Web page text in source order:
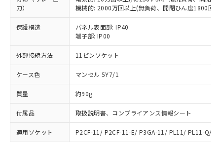
力）
機械的: 2000万回以上(無負荷、開閉ひん度1800回/
保護構造
パネル表面部: IP40
端子部: IP00
外部接続方法 11ピンソケット
ケース色 マンセル 5Y7/1
質量 約90g
付属品 取扱説明書、コンプライアンス情報シート
適用ソケット P2CF-11/ P2CF-11-E/ P3GA-11/ PL11/ PL11-Q/
点は「販売ネットワーク
」をご確認
ください。
在庫状況および標準価格結果を当社の
事前の承諾なく第三者に漏洩または開
示しないようお願いします。
マイパーツ機能（部品リスト作成サー
メンバーズにご登録されている必要が
あります。
お客様が当ウェブサイト上で当社にご
登録された部品リストについて、当社
および当社の共同利用者が、当社の製
品・サービスに関するお客様との取
引・商談に必要な範囲で利用すること
図的な使用がないことを確認しています。
※2 対応予定月
部品在庫の切り替え状況などにより、予定
月が前後することがあります。
※3 非含有証明書ダウンロード
下記の非含有証明書をダウンロードするこ
とができます。
※2 環境保護使用期限
「ｅ」：有害物質（10物質）のすべてが基
準値以下であることを示します。
「10」：通常の使用状況下において有害物
質が外部に漏えいし、環境に深刻な影響を
及ぼさない年数を意味します。
「－」：未確認です。当社販売部門へお問
い合わせください。
武器並びにこれらの製造装置等に一切
当社は、貴社製品を第三者に販売する
場合は、上記1、2および3の内容を当
該第三者に通知します。また当社は、
販売先および販売に係わる関係者が違
法に輸出するおそれがある場合は、取
り引きをいたしません。
合意する キャンセル
いては、お客様のお取引先、ま
たはお客様担当のオムロン制御
機器販売店・当社販売員にご確
認ください)
空
受注生産機種、また在庫状況の
情報を公開していない機種